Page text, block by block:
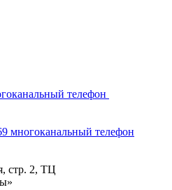
телефон
многоканальный телефон
стр. 2, ТЦ